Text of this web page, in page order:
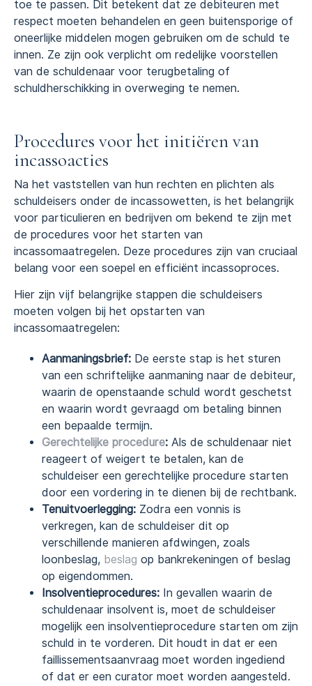
toe te passen. Dit betekent dat ze debiteuren met
respect moeten behandelen en geen buitensporige of
oneerlijke middelen mogen gebruiken om de schuld te
innen. Ze zijn ook verplicht om redelijke voorstellen
van de schuldenaar voor terugbetaling of
schuldherschikking in overweging te nemen.
Procedures voor het initiëren van
incassoacties
Na het vaststellen van hun rechten en plichten als
schuldeisers onder de incassowetten, is het belangrijk
voor particulieren en bedrijven om bekend te zijn met
de procedures voor het starten van
incassomaatregelen. Deze procedures zijn van cruciaal
belang voor een soepel en efficiënt incassoproces.
Hier zijn vijf belangrijke stappen die schuldeisers
moeten volgen bij het opstarten van
incassomaatregelen:
Aanmaningsbrief: De eerste stap is het sturen
van een schriftelijke aanmaning naar de debiteur,
waarin de openstaande schuld wordt geschetst
en waarin wordt gevraagd om betaling binnen
een bepaalde termijn.
Gerechtelijke procedure: Als de schuldenaar niet
reageert of weigert te betalen, kan de
schuldeiser een gerechtelijke procedure starten
door een vordering in te dienen bij de rechtbank.
Tenuitvoerlegging: Zodra een vonnis is
verkregen, kan de schuldeiser dit op
verschillende manieren afdwingen, zoals
loonbeslag, beslag op bankrekeningen of beslag
op eigendommen.
Insolventieprocedures: In gevallen waarin de
schuldenaar insolvent is, moet de schuldeiser
mogelijk een insolventieprocedure starten om zijn
schuld in te vorderen. Dit houdt in dat er een
faillissementsaanvraag moet worden ingediend
of dat er een curator moet worden aangesteld.